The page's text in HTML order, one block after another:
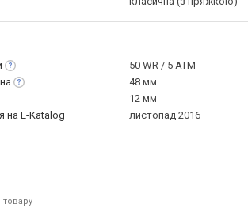
50 WR / 5 ATM
48 мм
12 мм
на E-Katalog
листопад 2016